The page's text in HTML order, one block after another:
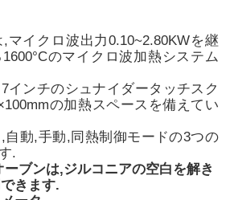
マイクロ波出力0.10~2.80KWを継
のマイクロ波加熱システム
インチのシュナイダータッチスク
の加熱スペースを備えてい
自動,手動,同熱制御モードの3つの
.
ーブンは,ジルコニアの空白を解き
きます.